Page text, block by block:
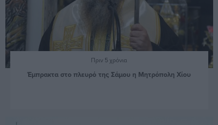
Πριν 5 χρόνια
Έμπρακτα στο πλευρό της Σάμου η Μητρόπολη Χίου